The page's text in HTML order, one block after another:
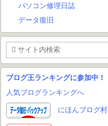
パソコン修理日誌
データ復旧
ブログ王ランキングに参加中！
人気ブログランキングへ
にほんブログ村